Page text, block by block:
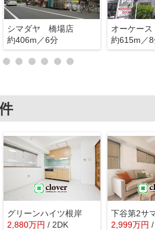
シマダヤ 橋場店
約406m／6分
約615m／
グリーンハイツ根岸
2,880万円 / 2DK 2,999万円